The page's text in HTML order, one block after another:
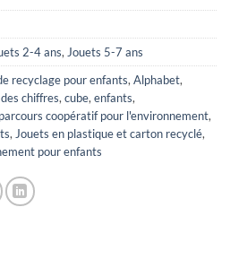
2-4 ans,Jouets 5-7 ans
recyclage pour enfants,Alphabet,
chiffres,cube,enfants,
coopératif pour l'environnement,
,Jouets en plastique et carton recyclé,
pour enfants